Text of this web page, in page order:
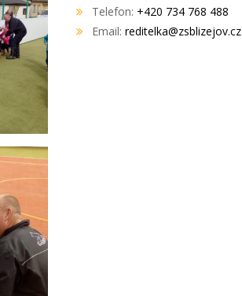
Telefon: +420 734 768 488
Email: reditelka@zsblizejov.cz